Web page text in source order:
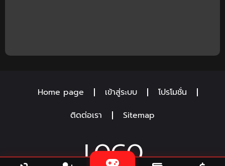
Home page เข้าสู่ระบบ
โปรโมชั่น
ติดต่อเรา
Sitemap